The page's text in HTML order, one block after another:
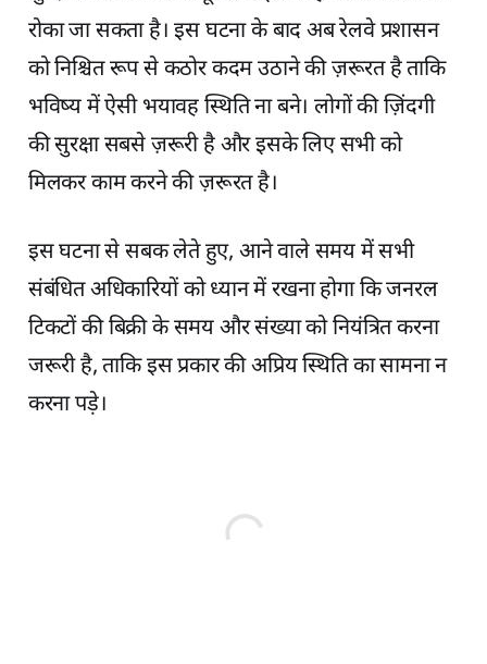
रोका जा सकता है। इस घटना के बाद अब रेलवे प्रशासन
को निश्चित रूप से कठोर कदम उठाने की ज़रूरत है ताकि
भविष्य में ऐसी भयावह स्थिति ना बने। लोगों की ज़िंदगी
की सुरक्षा सबसे ज़रूरी है और इसके लिए सभी को
मिलकर काम करने की ज़रूरत है।
इस घटना से सबक लेते हुए, आने वाले समय में सभी
संबंधित अधिकारियों को ध्यान में रखना होगा कि जनरल
टिकटों की बिक्री के समय और संख्या को नियंत्रित करना
जरूरी है, ताकि इस प्रकार की अप्रिय स्थिति का सामना न
करना पड़े।